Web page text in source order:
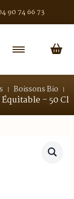
90 74 66 73
Boissons Bio
– 50 Cl